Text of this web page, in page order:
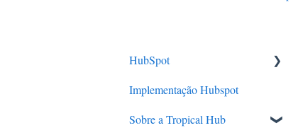
HubSpot
Sobre a HubSpot
Principais soluções
Implementação Hubspot
Sobre a Tropical Hub